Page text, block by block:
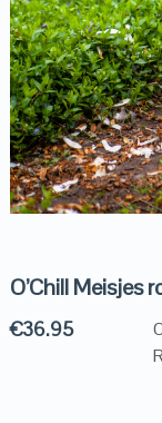
O’Chill Meisjes
€36.95